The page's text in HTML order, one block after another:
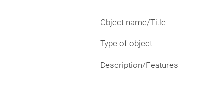
Object name/Title
Type of object
Description/Features